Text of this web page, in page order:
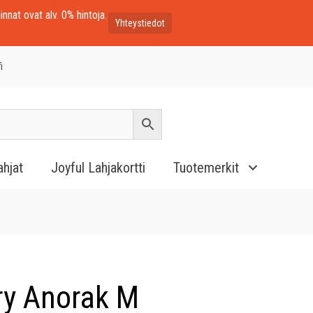
ovat alv. 0% hintoja.
Yhteystiedot
Joyful Lahjakortti Tuotemerkit
Anorak M